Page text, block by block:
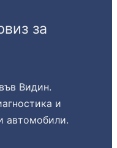
за
Видин.
и
автомобили.